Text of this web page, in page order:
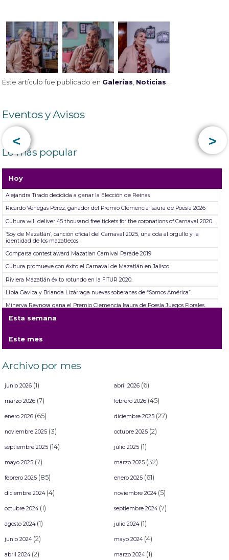
Éste artículo fue publicado en Galerías, Noticias. .
Eventos y Avisos
< >
Lo más popular
Hoy
Alejandra Tirado decidida a ganar la Elección de Reinas
Ricardo Venegas Pérez, ganador del Premio Clemencia Isaura de Poesía 2026
Cultura will deliver 45 thousand free tickets for the coronations of Carnaval 2020.
‘Soy de Mazatlán’, canción oficial del Carnaval 2025, una oda al orgullo y la
identidad de los mazatlecos
Comparsa contest award Mazatlan Carnival Parade 2019
Cultura promueve con éxito el Carnaval de Mazatlán en Jalisco.
Riviera Mazatlán éxito rotundo en la FITUR 2020.
Libia Gavica y Brianda Lizárraga nuevas soberanas de “Somos América”.
Minerva Reynosa gana el Premio Clemencia Isaura de Poesía Juegos Florales.
Riviera Mazatlan resounding success at FITUR 2020
Esta semana
Este mes
Archivo por mes
junio 2026(1) abril 2026(6)
marzo 2026(7) febrero 2026(45)
enero 2026(65) diciembre 2025(27)
noviembre 2025(3) octubre 2025(2)
septiembre 2025(14) julio 2025(1)
mayo 2025(7) marzo 2025(32)
febrero 2025(85) enero 2025(61)
diciembre 2024(4) noviembre 2024(5)
octubre 2024(1) septiembre 2024(7)
agosto 2024(1) julio 2024(1)
junio 2024(2) mayo 2024(4)
abril 2024(2) marzo 2024(1)